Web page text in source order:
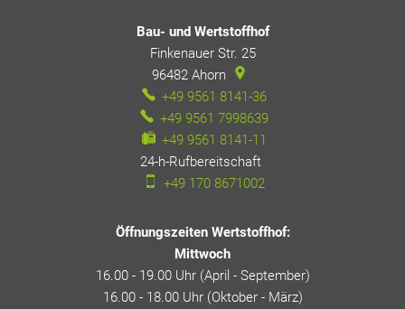
Bau- und Wertstoffhof
Finkenauer Str. 25
96482 Ahorn
+49 9561 8141-36
+49 9561 7998639
+49 9561 8141-11
24-h-Rufbereitschaft
+49 170 8671002
Öffnungszeiten Wertstoffhof:
Mittwoch
16.00 - 19.00 Uhr (April - September)
16.00 - 18.00 Uhr (Oktober - März)